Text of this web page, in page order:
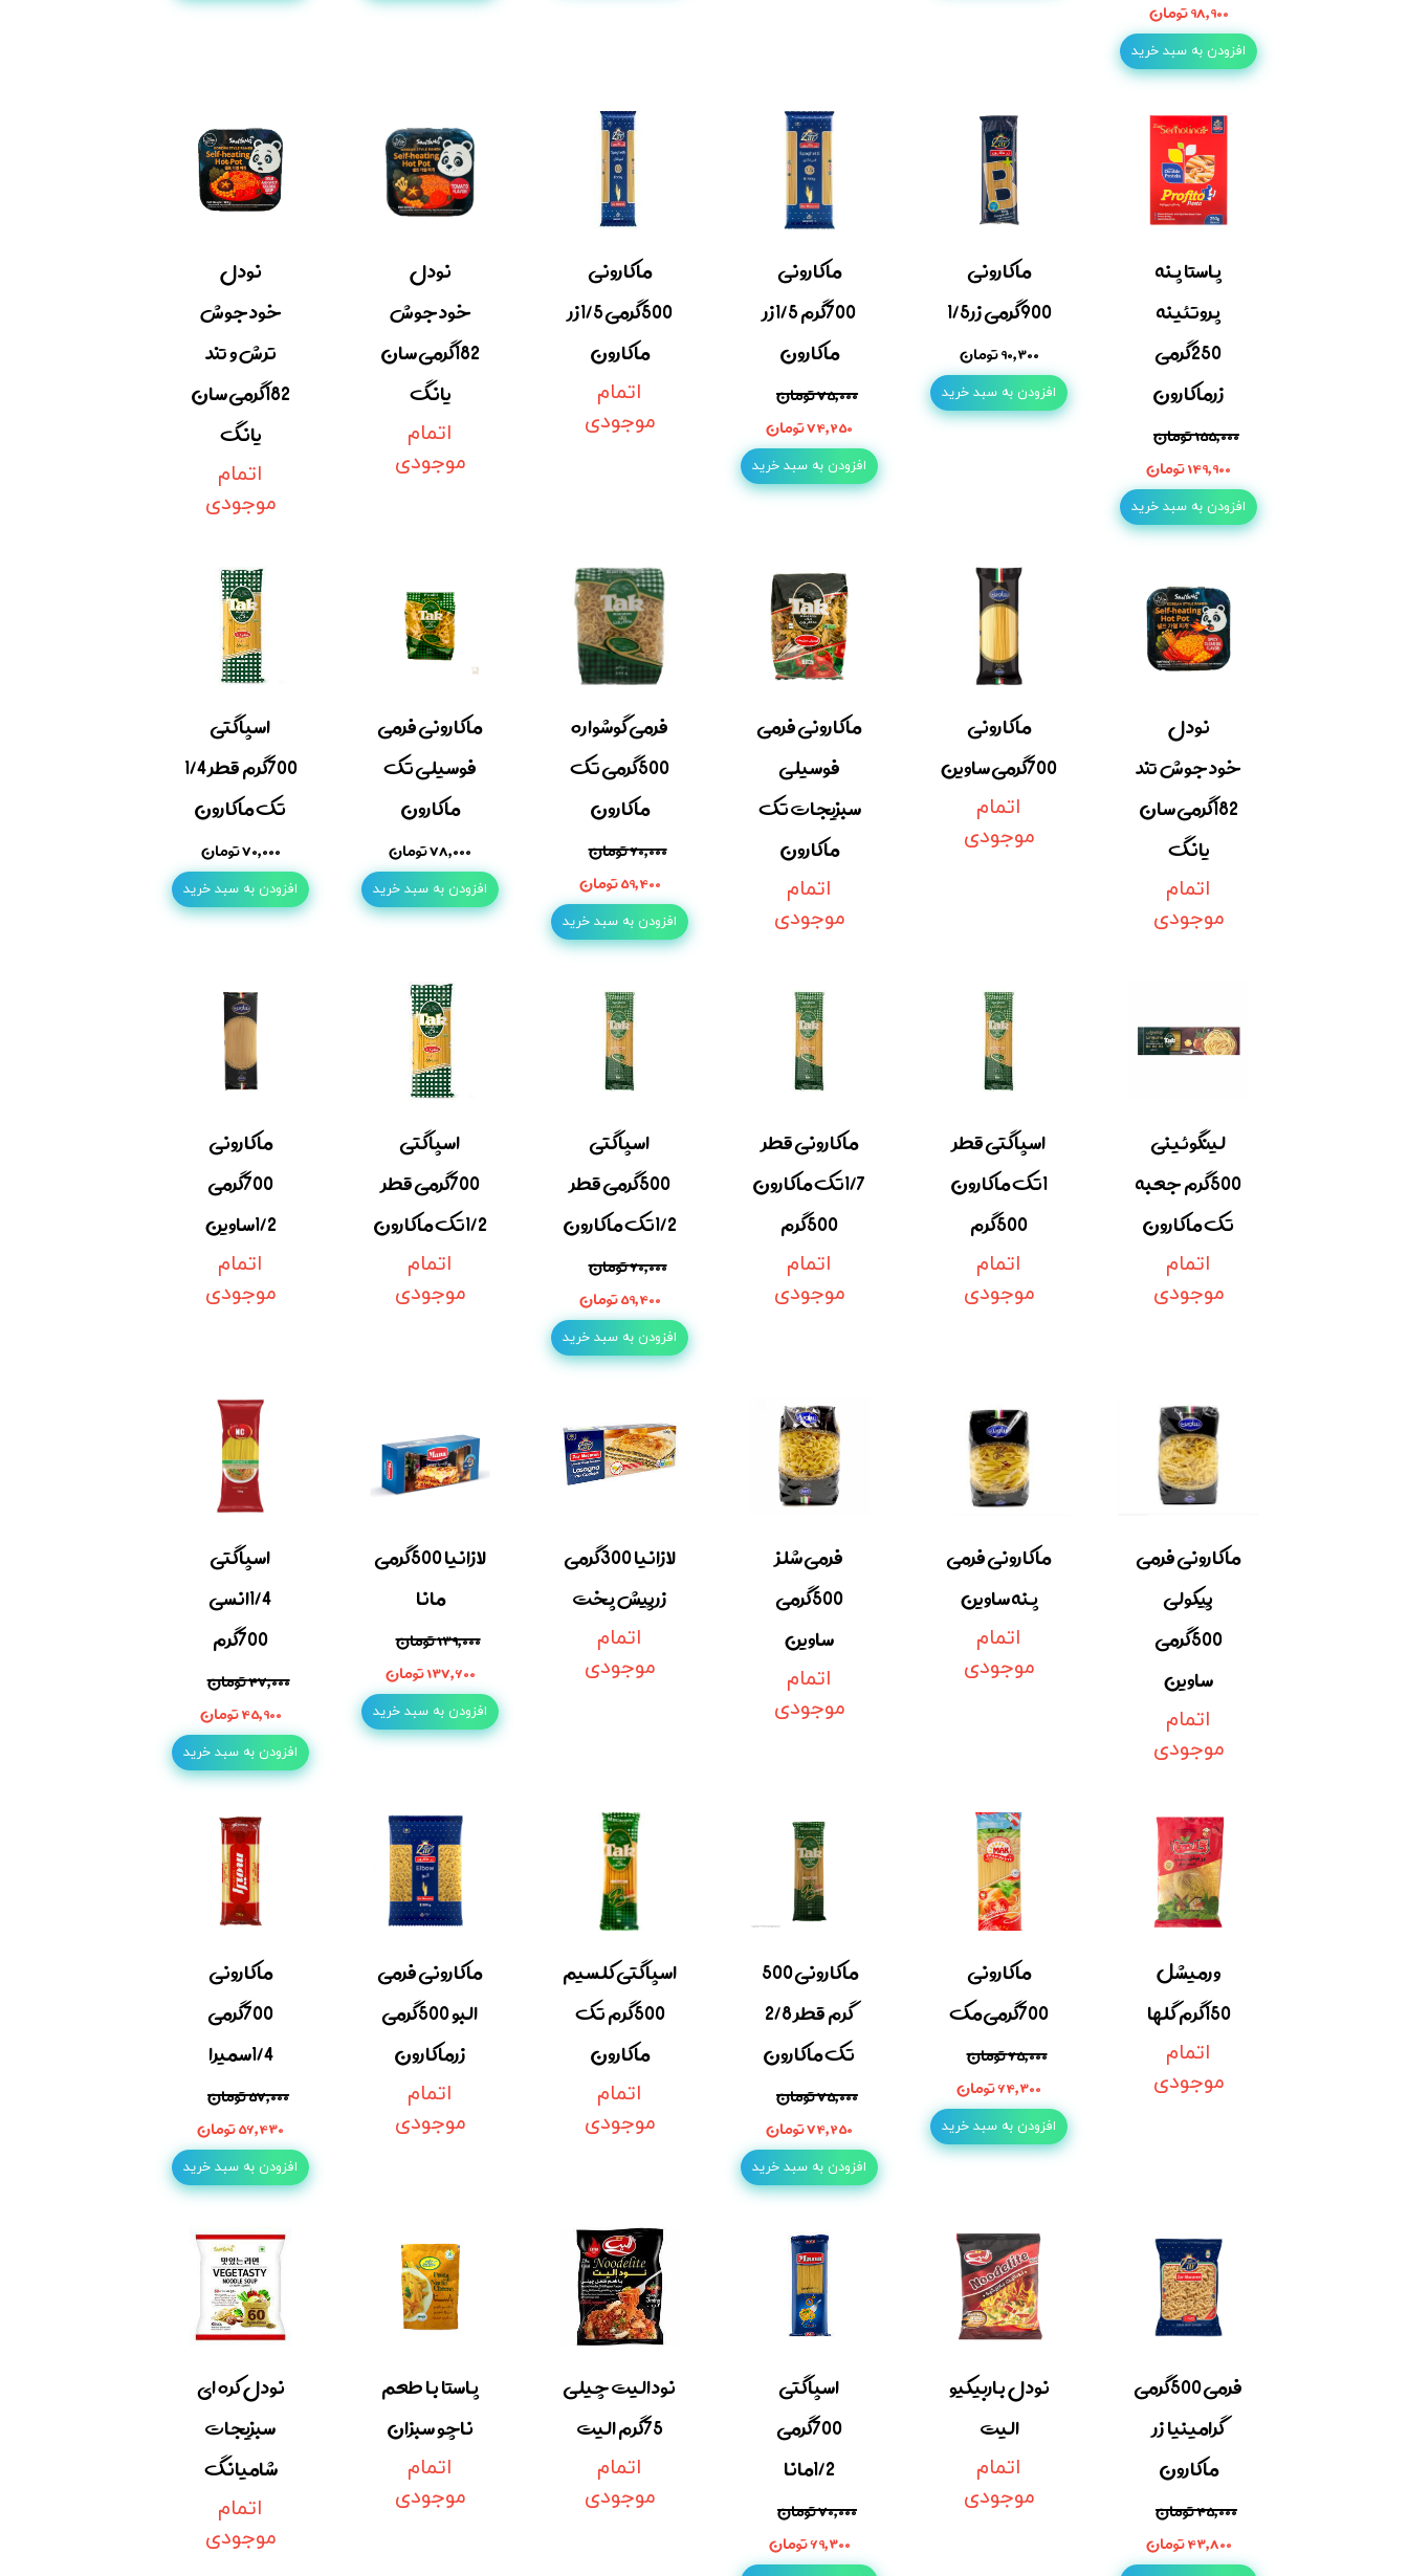
۹۸,۹۰۰ تومان
افزودن به سبد خرید
پاستا پنه
پروتئینه
250گرمی
زرماکارون
۱۵۵,۰۰۰ تومان
۱۴۹,۹۰۰ تومان
افزودن به سبد خرید
ماکارونی
900گرمی زر1/5
۹۰,۳۰۰ تومان
افزودن به سبد خرید
ماکارونی
700گرم 1/5زر
ماکارون
۷۵,۰۰۰ تومان
۷۴,۲۵۰ تومان
افزودن به سبد خرید
ماکارونی
500گرمی 1/5زر
ماکارون
اتمام
موجودی
نودل
خودجوش
182گرمی سان
یانگ
اتمام
موجودی
نودل
خودجوش
ترش و تند
182گرمی سان
یانگ
اتمام
موجودی
نودل
خودجوش تند
182گرمی سان
یانگ
اتمام
موجودی
ماکارونی
700گرمی ساوین
اتمام
موجودی
ماکارونی فرمی
فوسیلی
سبزیجات تک
ماکارون
اتمام
موجودی
فرمی گوشواره
500گرمی تک
ماکارون
۶۰,۰۰۰ تومان
۵۹,۴۰۰ تومان
افزودن به سبد خرید
ماکارونی فرمی
فوسیلی تک
ماکارون
۷۸,۰۰۰ تومان
افزودن به سبد خرید
اسپاگتی
700گرم قطر 1/4
تک ماکارون
۷۰,۰۰۰ تومان
افزودن به سبد خرید
لینگوئینی
500گرم جعبه
تک ماکارون
اتمام
موجودی
اسپاگتی قطر
1تک ماکارون
500گرم
اتمام
موجودی
ماکارونی قطر
1/7تک ماکارون
500گرم
اتمام
موجودی
اسپاگتی
500گرمی قطر
1/2تک ماکارون
۶۰,۰۰۰ تومان
۵۹,۴۰۰ تومان
افزودن به سبد خرید
اسپاگتی
700گرمی قطر
1/2تک ماکارون
اتمام
موجودی
ماکارونی
700گرمی
1/2ساوین
اتمام
موجودی
ماکارونی فرمی
پیکولی
500گرمی
ساوین
اتمام
موجودی
ماکارونی فرمی
پنه ساوین
اتمام
موجودی
فرمی شلز
500گرمی
ساوین
اتمام
موجودی
لازانیا 300گرمی
زرپیش پخت
اتمام
موجودی
لازانیا 500گرمی
مانا
۱۳۹,۰۰۰ تومان
۱۳۷,۶۰۰ تومان
افزودن به سبد خرید
اسپاگتی
1/4انسی
700گرم
۴۷,۰۰۰ تومان
۴۵,۹۰۰ تومان
افزودن به سبد خرید
ورمیشل
150گرم گلها
اتمام
موجودی
ماکارونی
700گرمی مک
۶۵,۰۰۰ تومان
۶۴,۳۰۰ تومان
افزودن به سبد خرید
ماکارونی 500
گرم قطر 2/8
تک ماکارون
۷۵,۰۰۰ تومان
۷۴,۲۵۰ تومان
افزودن به سبد خرید
اسپاگتی کلسیم
500گرم تک
ماکارون
اتمام
موجودی
ماکارونی فرمی
البو 500گرمی
زرماکارون
اتمام
موجودی
ماکارونی
700گرمی
1/4سمیرا
۵۷,۰۰۰ تومان
۵۶,۴۳۰ تومان
افزودن به سبد خرید
فرمی 500گرمی
گرامینیا زر
ماکارون
۴۵,۰۰۰ تومان
۴۳,۸۰۰ تومان
نودل باربیکیو
الیت
اتمام
موجودی
اسپاگتی
700گرمی
1/2مانا
۷۰,۰۰۰ تومان
۶۹,۳۰۰ تومان
نودالیت چیلی
75گرم الیت
اتمام
موجودی
پاستا با طعم
ناچو سبزان
اتمام
موجودی
نودل کره ای
سبزیجات
شامیانگ
اتمام
موجودی